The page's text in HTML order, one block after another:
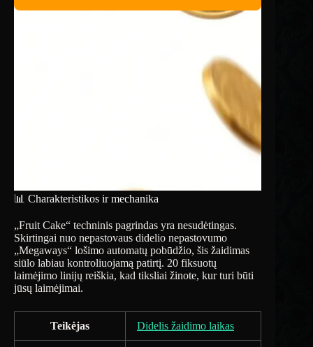
📊 Charakteristikos ir mechanika
„Fruit Cake“ techninis pagrindas yra nesudėtingas.
Skirtingai nuo nepastovaus didelio nepastovumo
„Megaways“ lošimo automatų pobūdžio, šis žaidimas
siūlo labiau kontroliuojamą patirtį. 20 fiksuotų
laimėjimo linijų reiškia, kad tiksliai žinote, kur turi būti
jūsų laimėjimai.
Teikėjas Didelis žaidimo laikas